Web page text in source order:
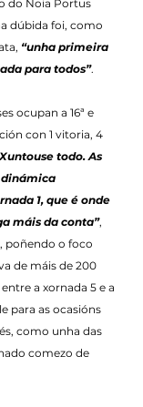
do Noia Portus
dúbida foi, como
“unha primeira
para todos”.
ocupan a 16ª e
con 1 vitoria, 4
todo. As
dinámica
1, que é onde
máis da conta”,
poñendo o foco
de máis de 200
a xornada 5 e a
para as ocasións
como unha das
comezo de